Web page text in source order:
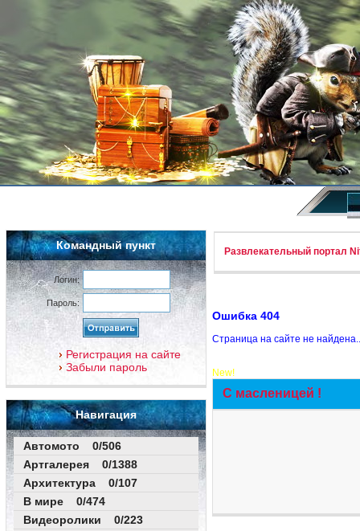
Командный пункт
Логин:
Пароль:
Регистрация на сайте
Забыли пароль
Навигация
Автомото 0/506
Артгалерея 0/1388
Архитектура 0/107
В мире 0/474
Видеоролики 0/223
Развлекательный портал
Ошибка 404
Страница на сайте не
New!
С масленицей !